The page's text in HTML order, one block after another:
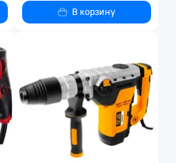
В корзину